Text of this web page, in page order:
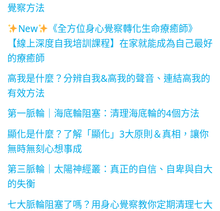
覺察方法
New
《全方位身心覺察轉化生命療癒師》
【線上深度自我培訓課程】在家就能成為自己最好
的療癒師
高我是什麼？分辨自我&高我的聲音、連結高我的
有效方法
第一脈輪｜海底輪阻塞：清理海底輪的4個方法
顯化是什麼？了解「顯化」3大原則＆真相，讓你
無時無刻心想事成
第三脈輪｜太陽神經叢：真正的自信、自卑與自大
的失衡
七大脈輪阻塞了嗎？用身心覺察教你定期清理七大